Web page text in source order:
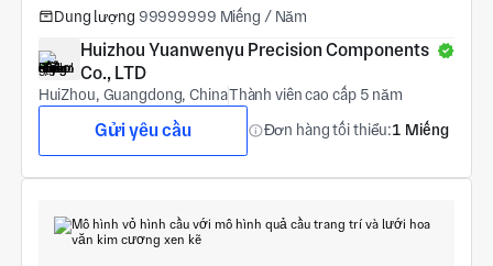
Dung lượng 99999999 Miếng / Năm
Huizhou Yuanwenyu Precision Components
Co., LTD
HuiZhou, Guangdong, ChinaThành viên cao cấp 5 năm
Gửi yêu cầu Đơn hàng tối thiểu:1 Miếng